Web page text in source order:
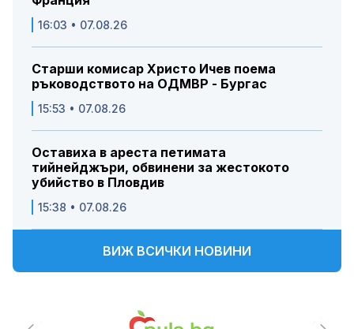
16:03 • 07.08.26
Старши комисар Христо Ичев поема
ръководството на ОДМВР - Бургас
15:53 • 07.08.26
Оставиха в ареста петимата
тийнейджъри, обвинени за жестокото
убийство в Пловдив
15:38 • 07.08.26
ВИЖ ВСИЧКИ НОВИНИ